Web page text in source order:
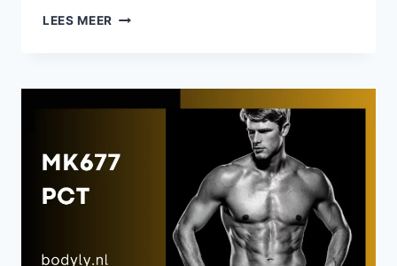
LEES MEER MK
–
VOOR
HGH